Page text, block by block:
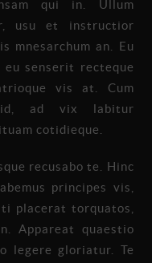
qui in. Ullum
usu et instructior
mnesarchum an. Eu
senserit recteque
vis at. Cum
id, ad vix labitur
cotidieque.
recusabo te. Hinc
principes vis,
placerat torquatos,
Appareat quaestio
legere gloriatur. Te